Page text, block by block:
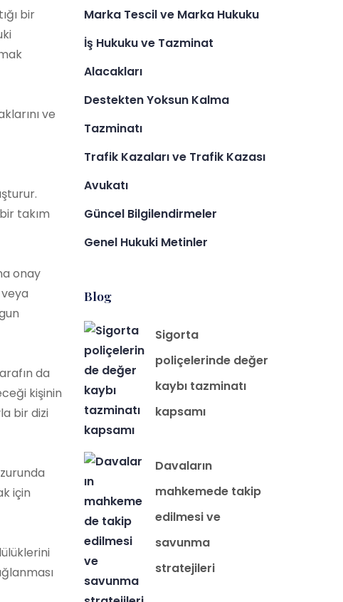
bir
ve
takım
onay
da
kişinin
bir dizi
için
Marka Tescil ve Marka Hukuku
İş Hukuku ve Tazminat
Alacakları
Destekten Yoksun Kalma
Tazminatı
Trafik Kazaları ve Trafik Kazası
Avukatı
Güncel Bilgilendirmeler
Genel Hukuki Metinler
Blog
Sigorta
poliçelerinde değer
kaybı tazminatı
kapsamı
Davaların
mahkemede takip
edilmesi ve
savunma
stratejileri